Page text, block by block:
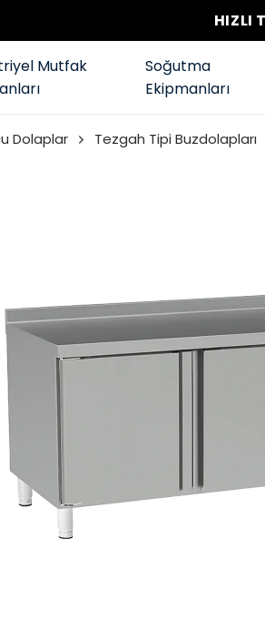
HIZLI
Mutfak
Soğutma
Ekipmanları
Dolaplar Tezgah Tipi Buzdolapları